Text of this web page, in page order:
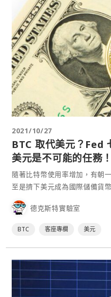
2021/10/27
BTC 取代美元？Fed
美元是不可能的任務！
隨著比特幣使用率增加，有朝
至是擠下美元成為國際儲備貨
野，這種說法也越來越普遍，
Fed 的美元應用以及「貨幣自
德克斯特實驗室
BTC 客座專欄 美元